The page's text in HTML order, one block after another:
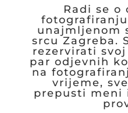
Radi se o
unajmljenom
srcu Zagreba.
rezervirati
par odjevnih
na
vrijeme,
prepusti meni